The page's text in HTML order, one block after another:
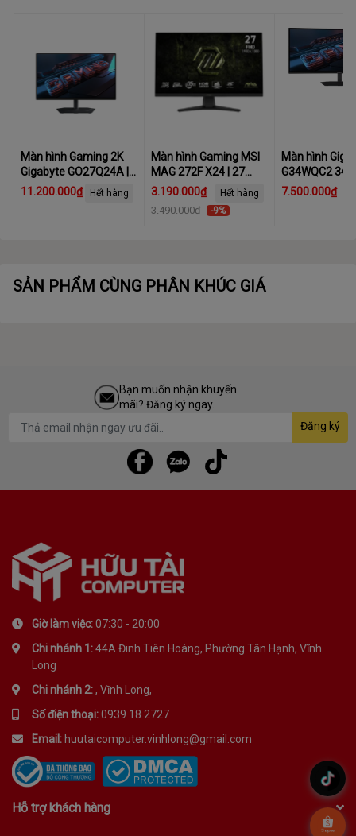
Màu sắc
Khối lượng
Bảo hành
Màn hình Gaming 2K
Gigabyte GO27Q24A |
27 inch, QHD, 240Hz,
11.200.000₫ Hết hàng
Màn hình Gaming MSI
MAG 272F X24 | 27
inch, FHD, 240Hz, IPS
3.190.000₫
3.490.000₫ -9%
Hết hàng
Màn hình
G34WQC2 34
(WQHD (2K)/
7.500.000₫
SẢN PHẨM CÙNG PHÂN KHÚC GIÁ
Bạn muốn nhận khuyến
mãi? Đăng ký ngay.
Đăng ký
Giờ làm việc:07:30 - 20:00
Chi nhánh 1:44A Đinh Tiên Hoàng, Phường Tân Hạnh, Vĩnh
Long
Chi nhánh 2:, Vĩnh Long,
Số điện thoại:0939 18 2727
Email: huutaicomputer.vinhlong@gmail.com
Hỗ trợ khách hàng
.
.